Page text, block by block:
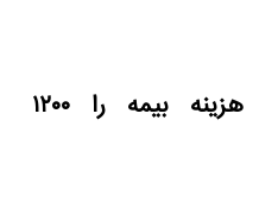
نانوداروهای ضدسرطان هزینه بیمه را ۱۲۰۰